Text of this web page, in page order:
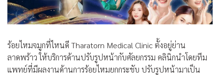
ร้อยไหมจมูกที่ไหนดี Tharatorn Medical Clinic ตั้งอยู่ย่าน
ลาดพร้าว ให้บริการด้านปรับรูปหน้ากับศัลยกรรม คลินิกนำโดยทีม
แพทย์ที่มีผลงานด้านการร้อยไหมยกกระชับ ปรับรูปหน้ามาเป็น